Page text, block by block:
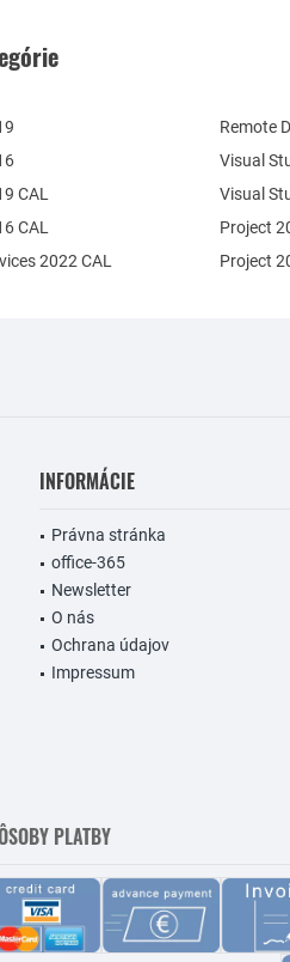
2022 CAL
Remote
CAL
CAL
Visual
Visual
Project
Project
INFORMÁCIE
Právna stránka
office-365
Newsletter
O nás
Ochrana údajov
Impressum
PLATBY